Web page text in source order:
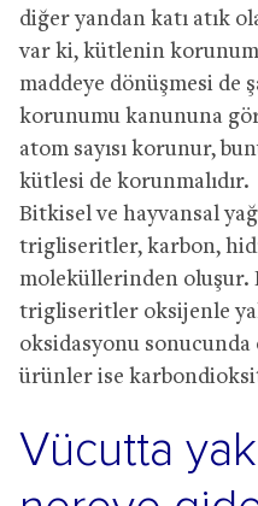
diğer yandan katı atık
var ki, kütlenin
maddeye dönüşmesi de
korunumu kanununa
atom sayısı korunur,
kütlesi de korunmalıdır.
Bitkisel ve hayvansal
trigliseritler, karbon,
moleküllerinden
trigliseritler oksijenle
oksidasyonu sonucunda
ürünler ise
Vücutta